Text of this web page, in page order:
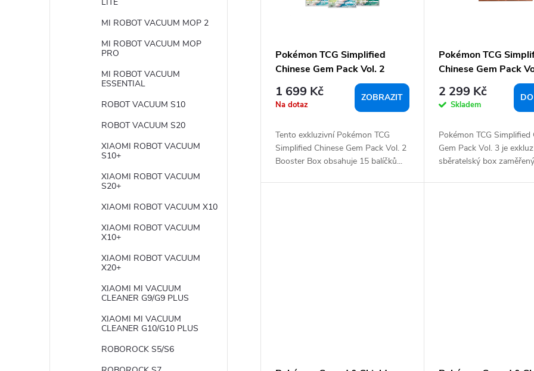
MI ROBOT VACUUM MOP 2
MI ROBOT VACUUM MOP
PRO
MI ROBOT VACUUM
ESSENTIAL
ROBOT VACUUM S10
ROBOT VACUUM S20
XIAOMI ROBOT VACUUM
S10+
XIAOMI ROBOT VACUUM
S20+
XIAOMI ROBOT VACUUM X10
XIAOMI ROBOT VACUUM
X10+
XIAOMI ROBOT VACUUM
X20+
XIAOMI MI VACUUM
CLEANER G9/G9 PLUS
XIAOMI MI VACUUM
CLEANER G10/G10 PLUS
ROBOROCK S5/S6
Pokémon TCG Simplified
Chinese Gem Pack Vol. 2
booster box
1 699 Kč
Na dotaz
ZOBRAZIT
Tento exkluzivní Pokémon TCG
Simplified Chinese Gem Pack Vol. 2
Booster Box obsahuje 15 balíčků...
Pokémon TCG
Chinese Gem Pack
booster box
2 299 Kč
Skladem
Pokémon TCG Simplified
Gem Pack Vol. 3 je
sběratelský box